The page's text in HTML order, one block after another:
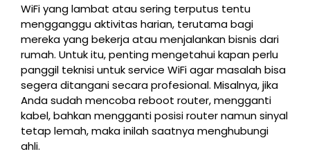
WiFi yang lambat atau sering terputus tentu
mengganggu aktivitas harian, terutama bagi
mereka yang bekerja atau menjalankan bisnis dari
rumah. Untuk itu, penting mengetahui kapan perlu
panggil teknisi untuk service WiFi agar masalah bisa
segera ditangani secara profesional. Misalnya, jika
Anda sudah mencoba reboot router, mengganti
kabel, bahkan mengganti posisi router namun sinyal
tetap lemah, maka inilah saatnya menghubungi
ahli.